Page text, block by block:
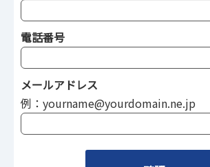
電話番号
メールアドレス
例：yourname@yourdomain.ne.jp